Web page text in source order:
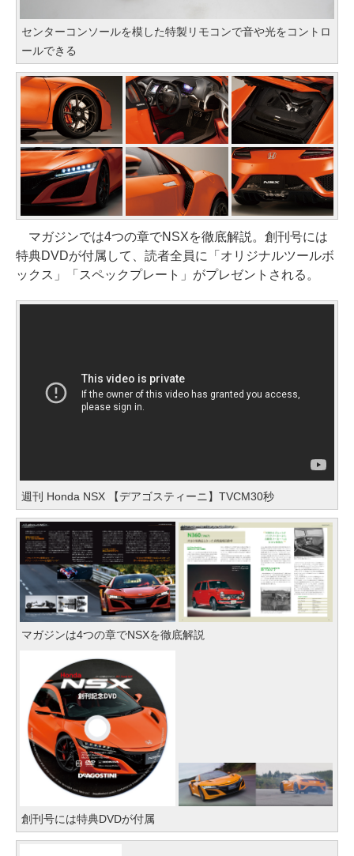
センターコンソールを模した特製リモコンで音や光をコントロ
ールできる
マガジンでは4つの章でNSXを徹底解説。創刊号には
特典DVDが付属して、読者全員に「オリジナルツールボ
ックス」「スペックプレート」がプレゼントされる。
週刊 Honda NSX 【デアゴスティーニ】TVCM30秒
マガジンは4つの章でNSXを徹底解説
創刊号には特典DVDが付属